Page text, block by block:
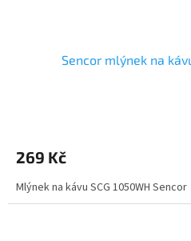
Sencor mlýnek na
269 Kč
Mlýnek na kávu SCG 1050WH Sencor